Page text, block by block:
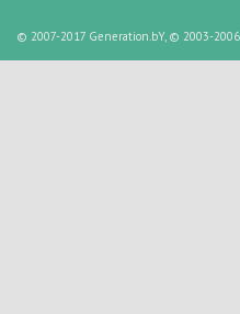
© 2007-2017 Generation.bY, © 2003-